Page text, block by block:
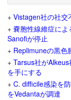
+ Vistagen社の社交
+ 嚢胞性線維症に
Sanofiが停止
+ Replimuneの黒色
+ Tarsus社が
を手にする
+ C. difficile感染を
をVedantaが調達